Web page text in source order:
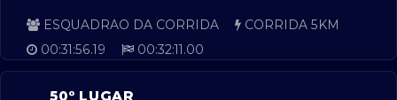
ESQUADRAO DA CORRIDA
CORRIDA 5KM
00:31:56.19
00:32:11.00
50º LUGAR